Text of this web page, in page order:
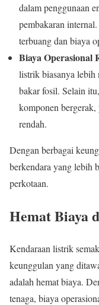
dalam penggunaan
pembakaran
terbuang dan biaya
Biaya Operasional
listrik biasanya lebih
bakar fosil. Selain
komponen
rendah.
Dengan berbagai
berkendara yang lebih
perkotaan.
Hemat Biaya
Kendaraan listrik
keunggulan yang
adalah hemat biaya.
tenaga, biaya